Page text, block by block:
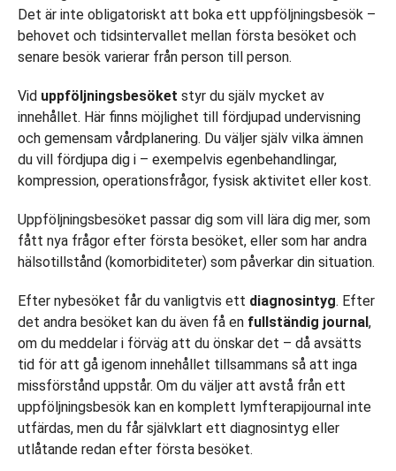
Det är inte obligatoriskt att boka ett uppföljningsbesök –
behovet och tidsintervallet mellan första besöket och
senare besök varierar från person till person.
Vid uppföljningsbesöket styr du själv mycket av
innehållet. Här finns möjlighet till fördjupad undervisning
och gemensam vårdplanering. Du väljer själv vilka ämnen
du vill fördjupa dig i – exempelvis egenbehandlingar,
kompression, operationsfrågor, fysisk aktivitet eller kost.
Uppföljningsbesöket passar dig som vill lära dig mer, som
fått nya frågor efter första besöket, eller som har andra
hälsotillstånd (komorbiditeter) som påverkar din situation.
Efter nybesöket får du vanligtvis ett diagnosintyg. Efter
det andra besöket kan du även få en fullständig journal,
om du meddelar i förväg att du önskar det – då avsätts
tid för att gå igenom innehållet tillsammans så att inga
missförstånd uppstår. Om du väljer att avstå från ett
uppföljningsbesök kan en komplett lymfterapijournal inte
utfärdas, men du får självklart ett diagnosintyg eller
utlåtande redan efter första besöket.